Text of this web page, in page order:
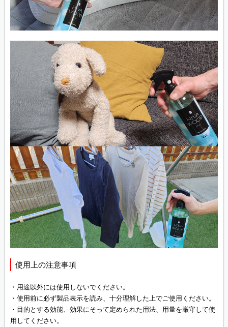
使用上の注意事項
・用途以外には使用しないでください。
・使用前に必ず製品表示を読み、十分理解した上でご使用ください。
・目的とする効能、効果にそって定められた用法、用量を厳守して使
用してください。